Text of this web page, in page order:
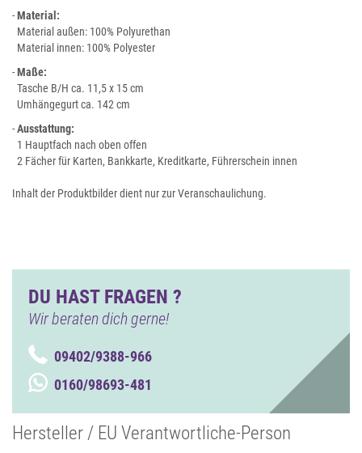
-Material:
Material außen: 100% Polyurethan
Material innen: 100% Polyester
-Maße:
Tasche B/H ca. 11,5 x 15 cm
Umhängegurt ca. 142 cm
-Ausstattung:
1 Hauptfach nach oben offen
2 Fächer für Karten, Bankkarte, Kreditkarte, Führerschein innen
Inhalt der Produktbilder dient nur zur Veranschaulichung.
DU HAST FRAGEN ?
Wir beraten dich gerne!
09402/9388-966
0160/98693-481
Hersteller / EU Verantwortliche-Person